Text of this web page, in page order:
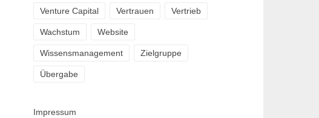
Venture Capital Vertrauen Vertrieb
Wachstum Website
Wissensmanagement Zielgruppe
Übergabe
Impressum